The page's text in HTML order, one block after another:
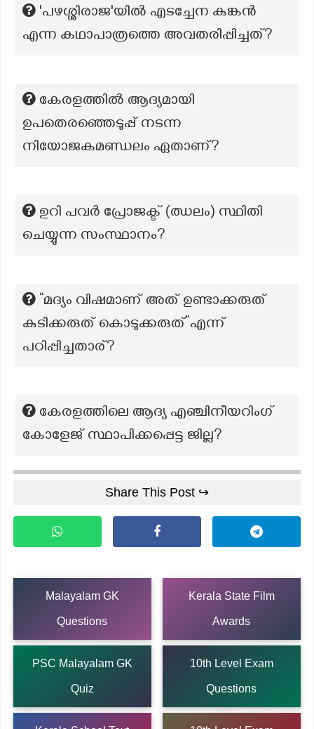
'പഴശ്ശിരാജ'യില്‍ എടച്ചേന കുങ്കന്‍
എന്ന കഥാപാത്രത്തെ അവതരിപ്പിച്ചത്?
കേരളത്തിൽ ആദ്യമായി
ഉപതെരഞ്ഞെടുപ്പ് നടന്ന
നിയോജകമണ്ഡലം ഏതാണ്?
ഉറി പവർ പ്രോജക്ട് (ഝലം) സ്ഥിതി
ചെയ്യുന്ന സംസ്ഥാനം?
“മദ്യം വിഷമാണ് അത് ഉണ്ടാക്കരുത്
കുടിക്കരുത് കൊടുക്കരുത്”എന്ന്
പഠിപ്പിച്ചതാര്?
കേരളത്തിലെ ആദ്യ എഞ്ചിനീയറിംഗ്
കോളേജ് സ്ഥാപിക്കപ്പെട്ട ജില്ല?
Share This Post ↪
Malayalam GK
Questions
Kerala State Film
Awards
PSC Malayalam GK
Quiz
10th Level Exam
Questions